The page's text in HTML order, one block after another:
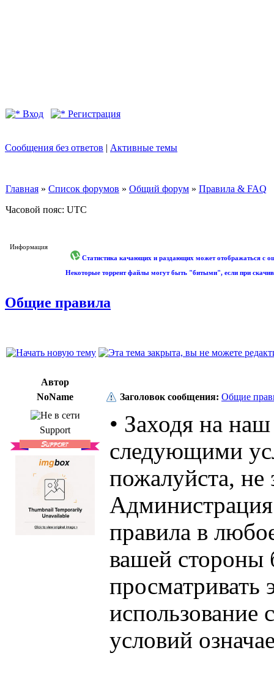
Вход Регистрация
Сообщения без ответов | Активные темы
Главная » Список форумов » Общий форум » Правила & FAQ
Часовой пояс: UTC
Информация
Статистика качающих и раздающих может отображаться с
Некоторые торрент файлы могут быть "битыми", если при
Общие правила
Автор
NoName
Заголовок сообщения: Общие
Support
• Заходя на
следующими
пожалуйста, не
Администрация
правила в
вашей стороны
просматривать
использование
условий